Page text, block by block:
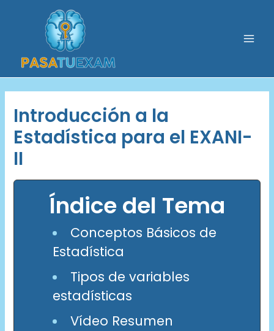
Introducción a la
Estadística para el EXANI-
II
Índice del Tema
Conceptos Básicos de
Estadística
Tipos de variables
estadísticas
Vídeo Resumen